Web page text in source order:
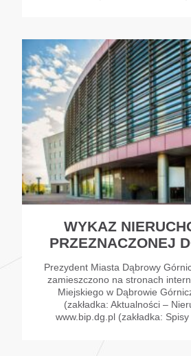
WYKAZ
PRZEZNACZONEJ
Prezydent Miasta Dąbrowy
zamieszczono na stronach
Miejskiego w Dąbrowie
(zakładka: Aktualności –
www.bip.dg.pl (zakładka: